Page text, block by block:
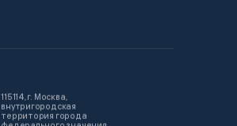
115114, г. Москва,
внутригородская
территория города